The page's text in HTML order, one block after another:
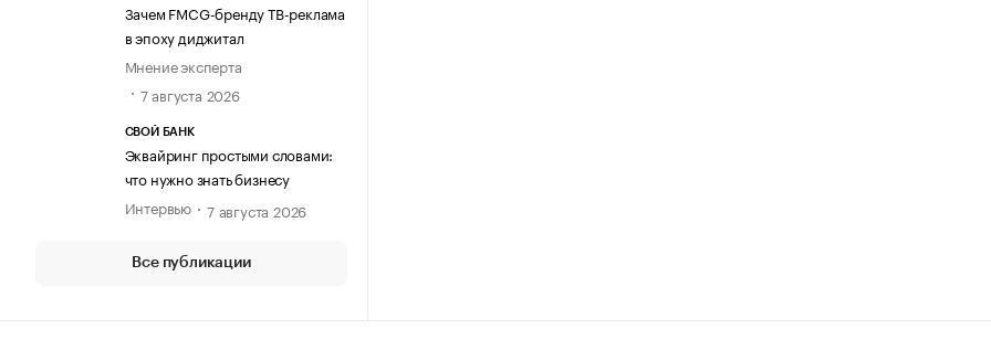
Зачем FMCG-бренду ТВ-реклама
в эпоху диджитал
Мнение эксперта
7 августа 2026
СВОЙ БАНК
Эквайринг простыми словами:
что нужно знать бизнесу
Интервью
7 августа 2026
Все публикации